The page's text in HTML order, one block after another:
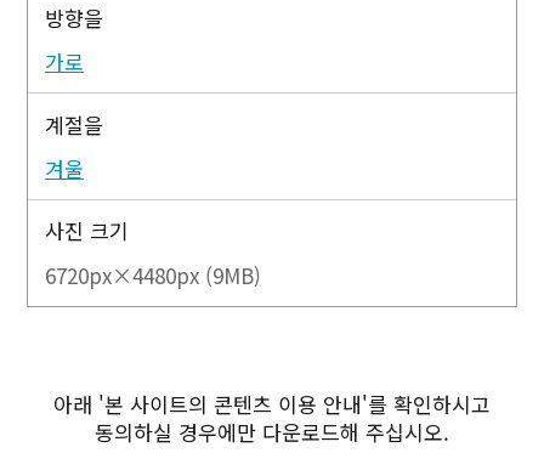
방향을
가로
계절을
겨울
사진 크기
6720px×4480px (9MB)
아래 '본 사이트의 콘텐츠 이용 안내'를 확인하시고
동의하실 경우에만 다운로드해 주십시오.